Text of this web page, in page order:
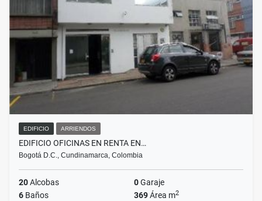
EDIFICIO ARRIENDOS
EDIFICIO OFICINAS EN RENTA EN…
Bogotá D.C., Cundinamarca, Colombia
20Alcobas 0Garaje
6 Baños 369Área m2